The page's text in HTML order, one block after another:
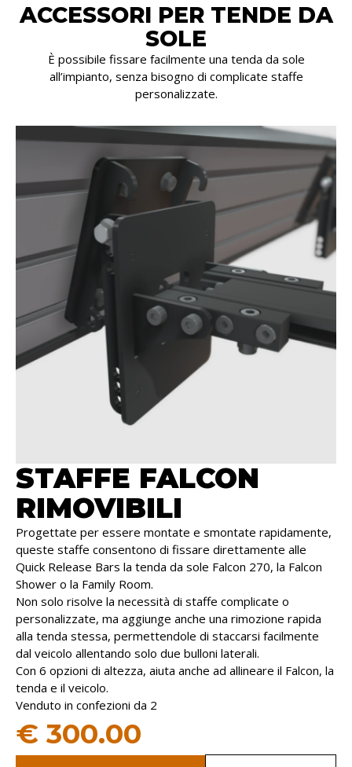
ACCESSORI PER TENDE DA
SOLE
È possibile fissare facilmente una tenda da sole
all’impianto, senza bisogno di complicate staffe
personalizzate.
STAFFE FALCON
RIMOVIBILI
Progettate per essere montate e smontate rapidamente,
queste staffe consentono di fissare direttamente alle
Quick Release Bars la tenda da sole Falcon 270, la Falcon
Shower o la Family Room.
Non solo risolve la necessità di staffe complicate o
personalizzate, ma aggiunge anche una rimozione rapida
alla tenda stessa, permettendole di staccarsi facilmente
dal veicolo allentando solo due bulloni laterali.
Con 6 opzioni di altezza, aiuta anche ad allineare il Falcon, la
tenda e il veicolo.
Venduto in confezioni da 2
€ 300.00